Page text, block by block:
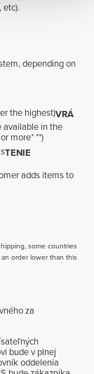
etc).
depending on
the highest)
available in the
more* **)
adds items to
some countries
order lower than this
VRÁ
TENIE
za
bude v plnej
oddelenia